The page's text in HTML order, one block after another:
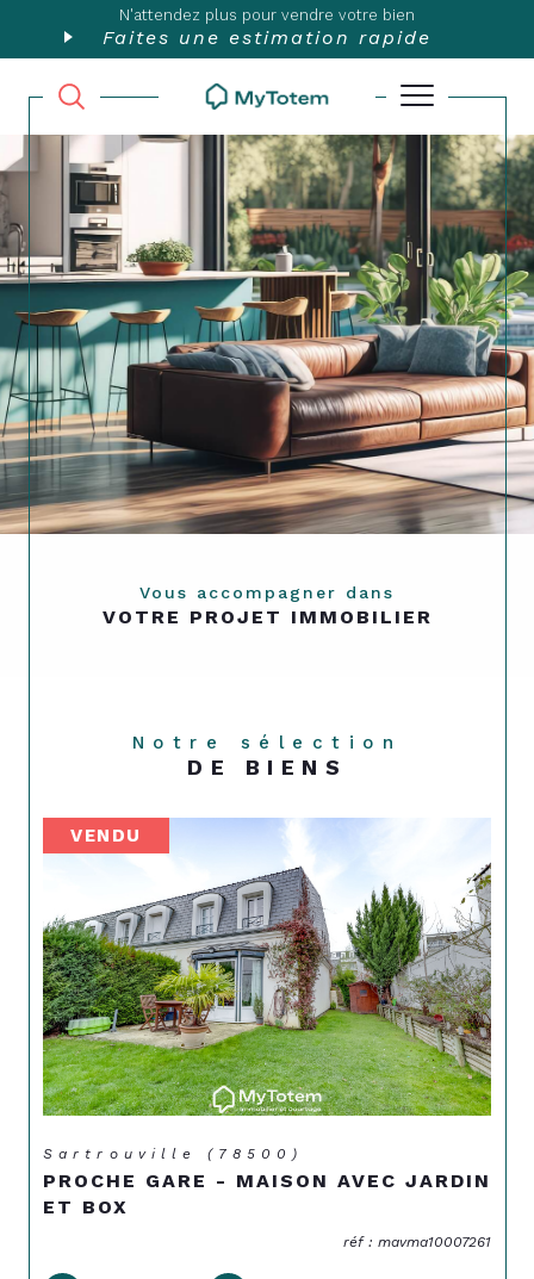
N'attendez plus pour vendre votre bien
Faites une estimation rapide
Vous accompagner dans
VOTRE PROJET IMMOBILIER
Notre sélection
DE BIENS
VENDU
Sartrouville (78500)
PROCHE GARE - MAISON AVEC JARDIN
ET BOX
réf : mavma10007261